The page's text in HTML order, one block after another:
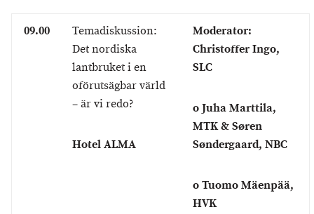
09.00
Temadiskussion:
Det nordiska
lantbruket i en
oförutsägbar värld
– är vi redo?
Hotel ALMA
Moderator:
Christoffer Ingo,
SLC
o Juha Marttila,
MTK & Søren
Søndergaard, NBC
o Tuomo Mäenpää,
HVK